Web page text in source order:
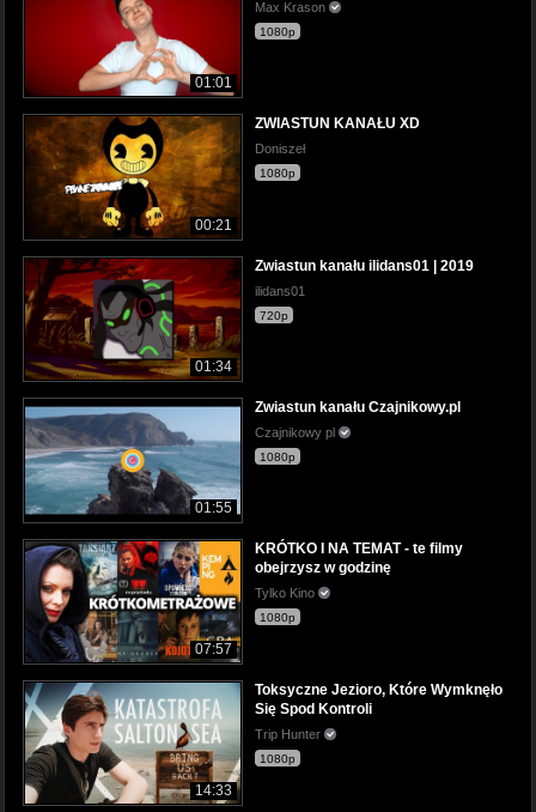
01:01
Max Krason
1080p
00:21
ZWIASTUN KANAŁU XD
Doniszeł
1080p
01:34
Zwiastun kanału ilidans01 | 2019
ilidans01
720p
01:55
Zwiastun kanału Czajnikowy.pl
Czajnikowy pl
1080p
07:57
KRÓTKO I NA TEMAT - te filmy
obejrzysz w godzinę
Tylko Kino
1080p
14:33
Toksyczne Jezioro, Które Wymknęło
Się Spod Kontroli
Trip Hunter
1080p